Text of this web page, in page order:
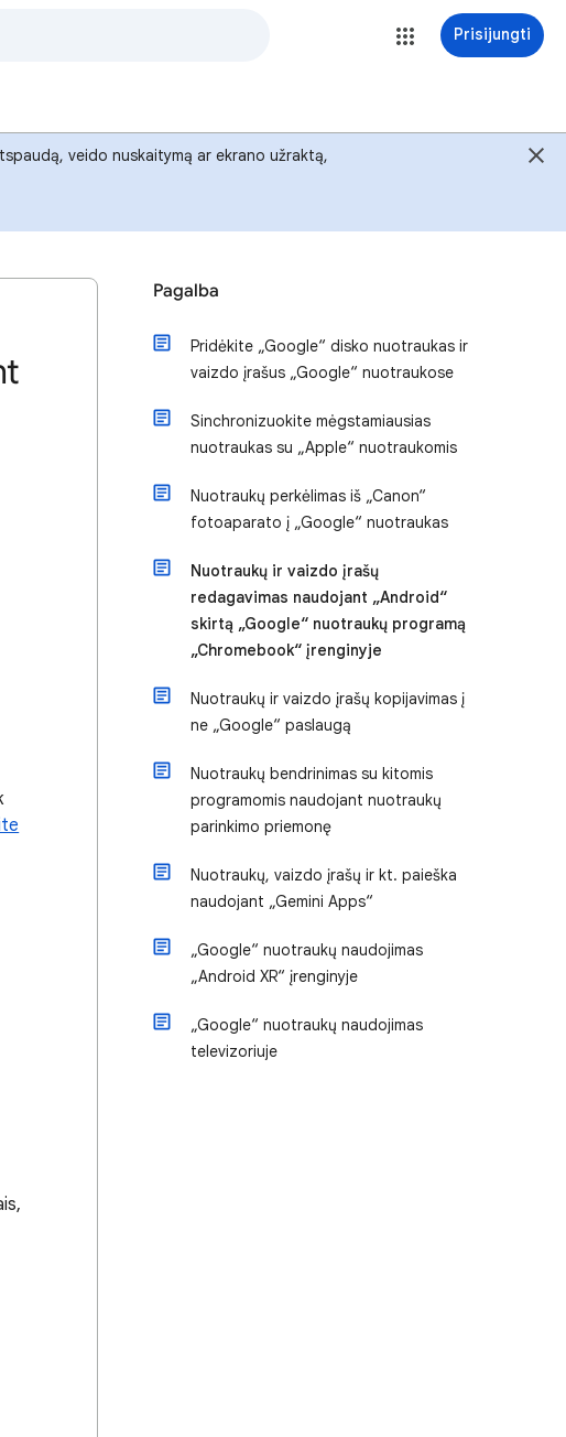
Prisijungti
veido nuskaitymą ar ekrano užraktą,
Pagalba
Pridėkite „Google“ disko nuotraukas ir
vaizdo įrašus „Google“ nuotraukose
Sinchronizuokite mėgstamiausias
nuotraukas su „Apple“ nuotraukomis
Nuotraukų perkėlimas iš „Canon“
fotoaparato į „Google“ nuotraukas
Nuotraukų ir vaizdo įrašų
redagavimas naudojant „Android“
skirtą „Google“ nuotraukų programą
„Chromebook“ įrenginyje
Nuotraukų ir vaizdo įrašų kopijavimas į
ne „Google“ paslaugą
Nuotraukų bendrinimas su kitomis
programomis naudojant nuotraukų
parinkimo priemonę
Nuotraukų, vaizdo įrašų ir kt. paieška
naudojant „Gemini Apps“
„Google“ nuotraukų naudojimas
„Android XR“ įrenginyje
„Google“ nuotraukų naudojimas
televizoriuje